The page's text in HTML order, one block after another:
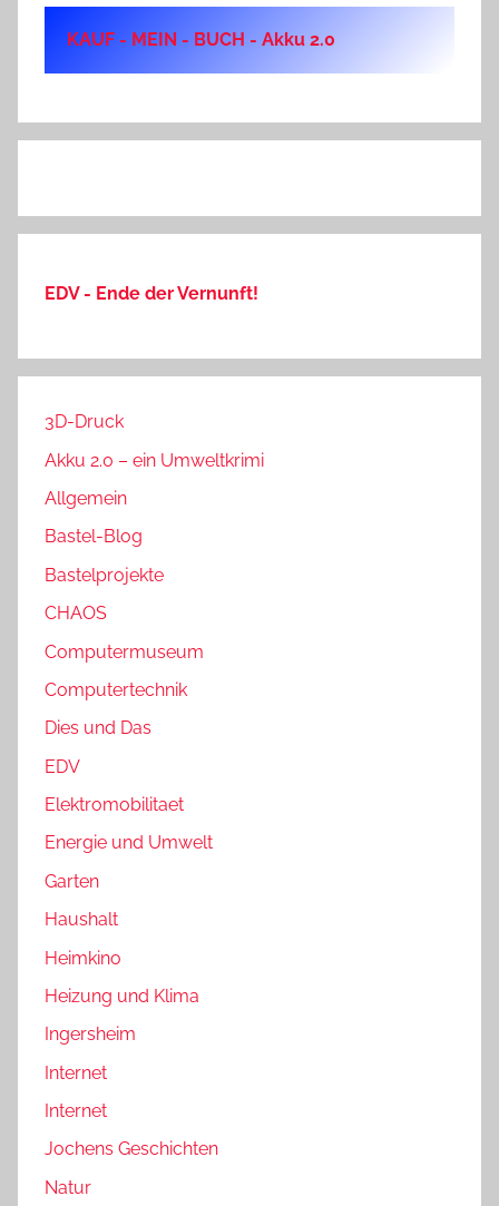
KAUF - MEIN - BUCH - Akku 2.0
EDV - Ende der Vernunft!
3D-Druck
Akku 2.0 – ein Umweltkrimi
Allgemein
Bastel-Blog
Bastelprojekte
CHAOS
Computermuseum
Computertechnik
Dies und Das
EDV
Elektromobilitaet
Energie und Umwelt
Garten
Haushalt
Heimkino
Heizung und Klima
Ingersheim
Internet
Internet
Jochens Geschichten
Natur